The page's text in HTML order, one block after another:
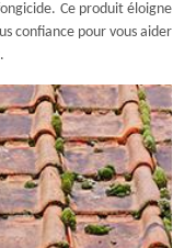
Ce produit éloigne
confiance pour vous aider